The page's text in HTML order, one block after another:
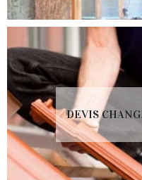
DEVIS